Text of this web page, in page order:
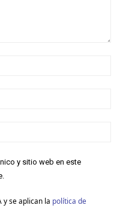
y sitio web en este
y se aplican la política de